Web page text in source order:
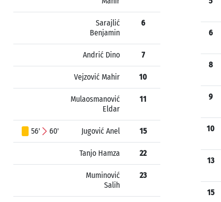
Sarajlić
Benjamin
6
Andrić Dino 7
Vejzović Mahir 10
Mulaosmanović
Eldar
11
56' 60' Jugović Anel 15
Tanjo Hamza 22
Muminović
Salih
23
6
8
9
10
13
15